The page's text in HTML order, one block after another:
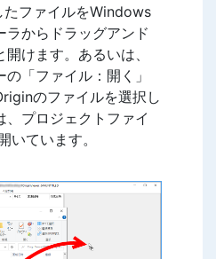
たファイルをWindows
ラからドラッグアンド
開けます。あるいは、
の「ファイル：開く」
のファイルを選択し
、プロジェクトファイ
いています。